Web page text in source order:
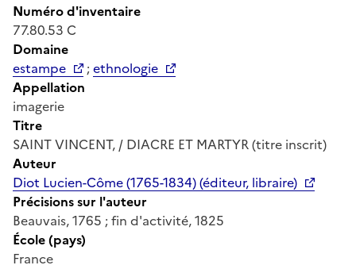
Numéro d'inventaire
77.80.53 C
Domaine
estampe
;ethnologie
Appellation
imagerie
Titre
SAINT VINCENT, / DIACRE ET MARTYR (titre inscrit)
Auteur
Diot Lucien-Côme (1765-1834) (éditeur, libraire)
Précisions sur l'auteur
Beauvais, 1765 ; fin d'activité, 1825
École (pays)
France